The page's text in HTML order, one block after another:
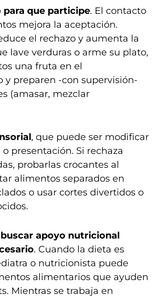
que participe. El contacto
mejora la aceptación.
el rechazo y aumenta la
lave verduras o arme su plato,
una fruta en el
y preparen -con supervisión-
(amasar, mezclar
, que puede ser modificar
presentación. Si rechaza
probarlas crocantes al
alimentos separados en
o usar cortes divertidos o
buscar apoyo nutricional
. Cuando la dieta es
o nutricionista puede
alimentarios que ayuden
Mientras se trabaja en